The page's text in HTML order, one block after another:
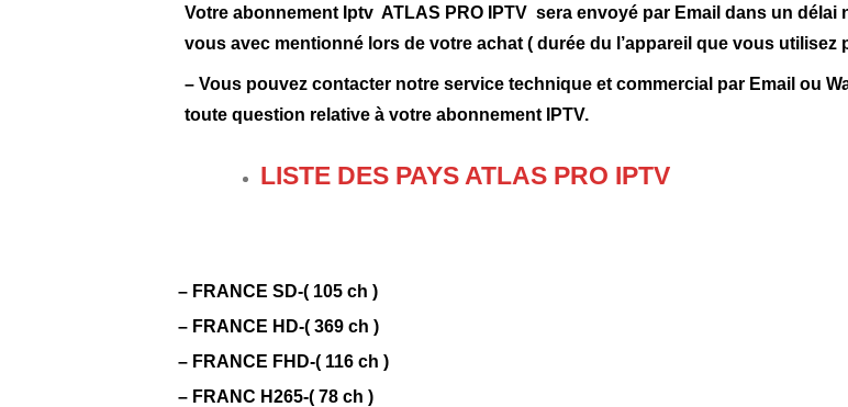
Votre abonnement Iptv ATLAS PRO IPTV sera envoyé par Email dans un
vous avec mentionné lors de votre achat ( durée du l’appareil que vous utilisez
– Vous pouvez contacter notre service technique et commercial par Email ou
toute question relative à votre abonnement IPTV.
LISTE DES PAYS ATLAS PRO IPTV
– FRANCE SD-( 105 ch )
– FRANCE HD-( 369 ch )
– FRANCE FHD-( 116 ch )
– FRANC H265-( 78 ch )